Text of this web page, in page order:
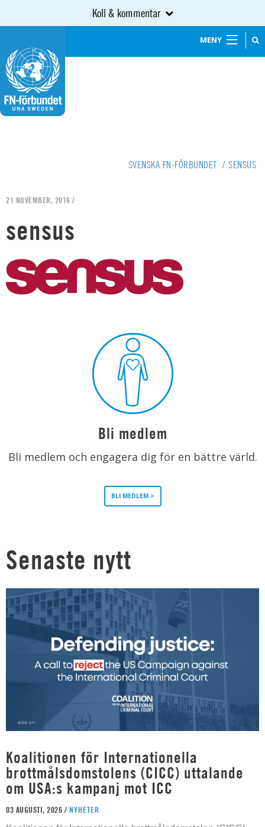
Koll & kommentar
MENY
SVENSKA FN-FÖRBUNDET / SENSUS
21 NOVEMBER, 2016 /
sensus
Bli medlem
Bli medlem och engagera dig för en bättre värld.
BLI MEDLEM >
Senaste nytt
Koalitionen för Internationella
brottmålsdomstolens (CICC) uttalande
om USA:s kampanj mot ICC
03 AUGUSTI, 2026 / NYHETER